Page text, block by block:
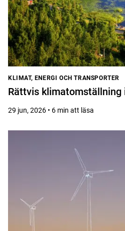
KLIMAT, ENERGI OCH TRANSPORTER
Rättvis klimatomställning
29 jun, 2026 • 6 min att läsa